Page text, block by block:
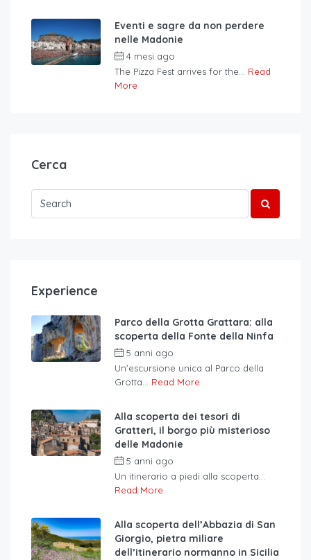
Eventi e sagre da non perdere
nelle Madonie
4 mesi ago
The Pizza Fest arrives for the... Read
More
Cerca
Experience
Parco della Grotta Grattara: alla
scoperta della Fonte della Ninfa
5 anni ago
Un'escursione unica al Parco della
Grotta... Read More
Alla scoperta dei tesori di
Gratteri, il borgo più misterioso
delle Madonie
5 anni ago
Un itinerario a piedi alla scoperta...
Read More
Alla scoperta dell’Abbazia di San
Giorgio, pietra miliare
dell’itinerario normanno in Sicilia